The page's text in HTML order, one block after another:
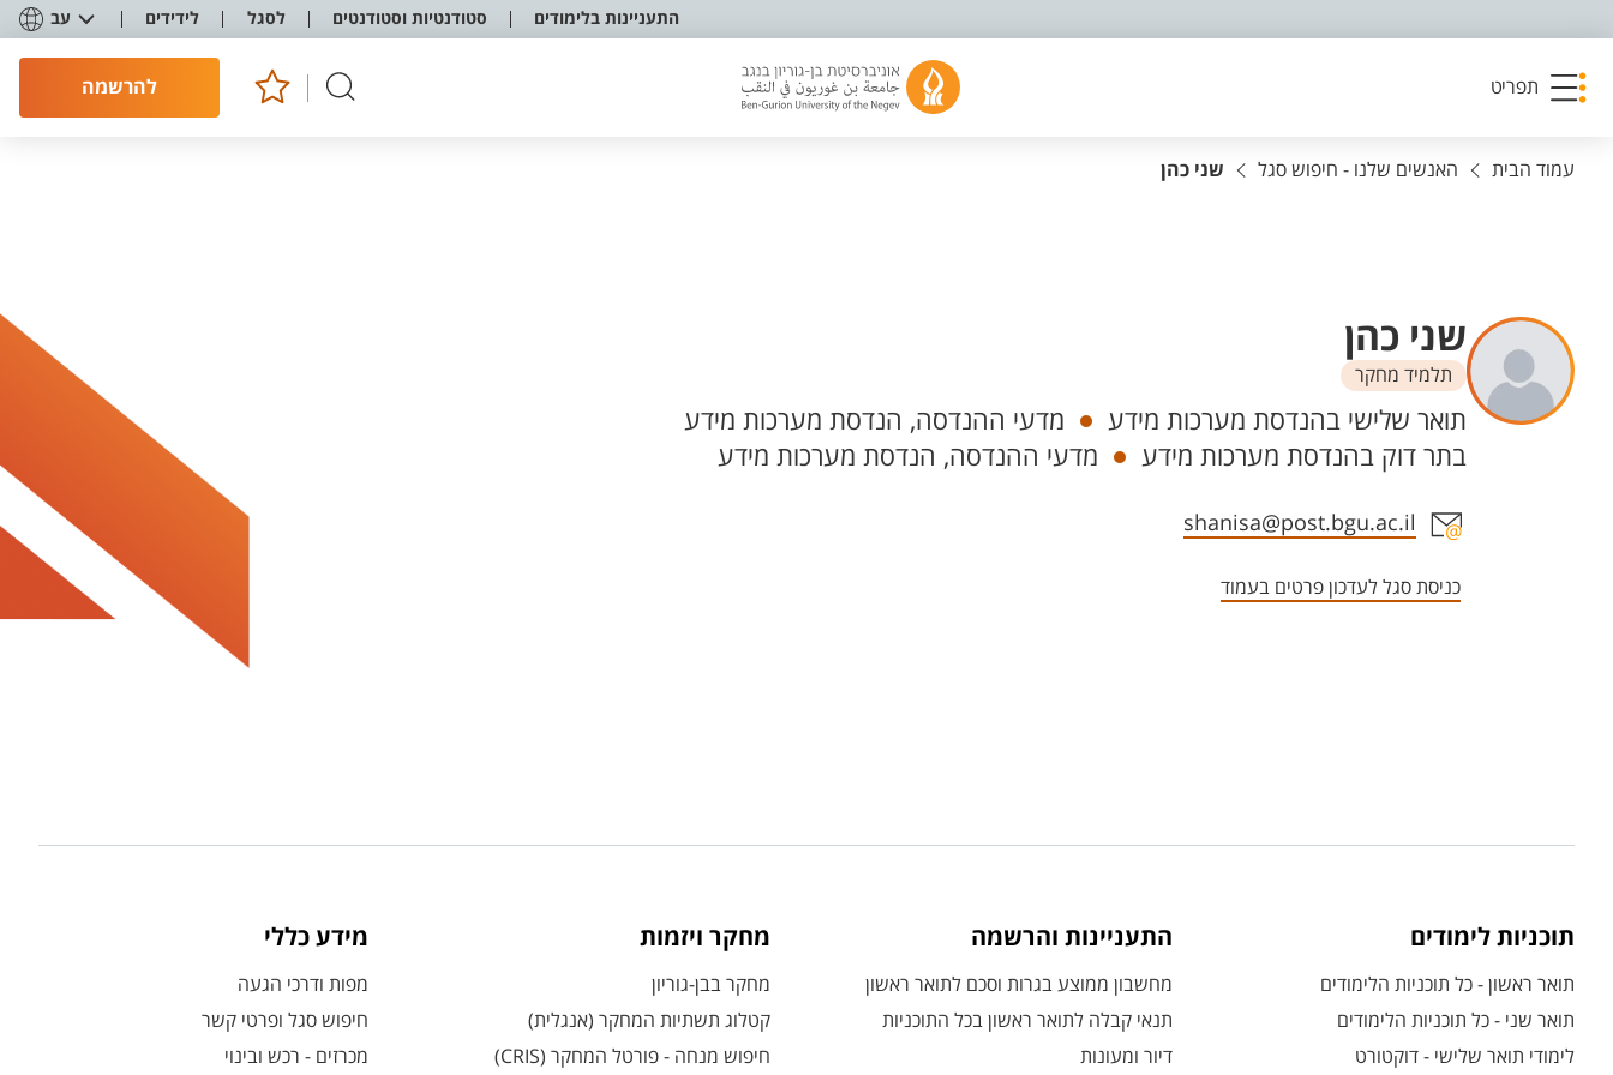
התעניינות בלימודים סטודנטיות וסטודנטים לסגל לידידים עב
תפריט להרשמה
עמוד הבית האנשים שלנו - חיפוש סגל שני כהן
שני כהן
תלמיד מחקר
יחידות
תואר שלישי בהנדסת מערכות מידע
מדעי ההנדסה, הנדסת מערכות מידע
בתר דוק בהנדסת מערכות מידע
מדעי ההנדסה, הנדסת מערכות מידע
אזור צור קשר עם איש הסגל
shanisa@post.bgu.ac.il
כניסת סגל לעדכון פרטים בעמוד
תוכניות לימודים
תואר ראשון - כל תוכניות הלימודים
תואר שני - כל תוכניות הלימודים
לימודי תואר שלישי - דוקטורט
התעניינות והרשמה
מחשבון ממוצע בגרות וסכם לתואר ראשון
תנאי קבלה לתואר ראשון בכל התוכניות
דיור ומעונות
מחקר ויזמות
מחקר בבן-גוריון
קטלוג תשתיות המחקר (אנגלית)
חיפוש מנחה - פורטל המחקר (CRIS)
מידע כללי
מפות ודרכי הגעה
חיפוש סגל ופרטי קשר
מכרזים - רכש ובינוי